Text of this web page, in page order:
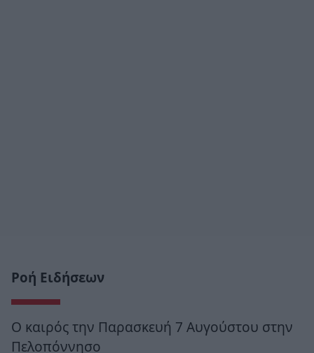
Ροή Ειδήσεων
Ο καιρός την Παρασκευή 7 Αυγούστου στην
Πελοπόννησο